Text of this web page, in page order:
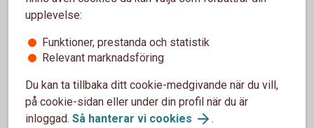
Våra tjänster för dig 18-21
När du fyllt 18 år kan du bli Nyckelkund helt utan
kostnad. Du får en rad tjänster som gör att du kan
sköta din ekonomi själv.
upplevelse:
Funktioner, prestanda och statistik
Relevant marknadsföring
Du kan ta tillbaka ditt cookie-medgivande när du vill,
på cookie-sidan eller under din profil när du är
inloggad. Så hanterar vi cookies .